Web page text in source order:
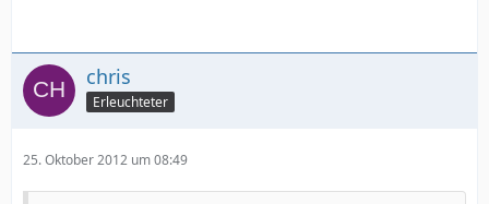
chris
Erleuchteter
25. Oktober 2012 um 08:49